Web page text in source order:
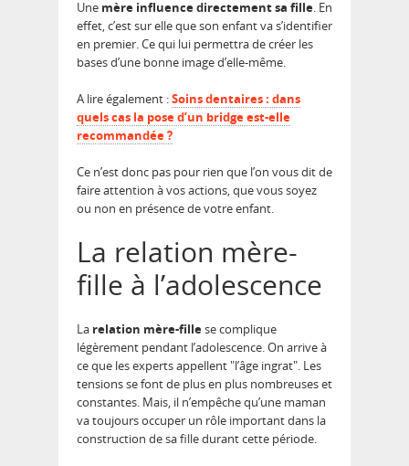
Une mère influence directement sa fille. En
effet, c’est sur elle que son enfant va s’identifier
en premier. Ce qui lui permettra de créer les
bases d’une bonne image d’elle-même.
A lire également :Soins dentaires : dans
quels cas la pose d’un bridge est-elle
recommandée ?
Ce n’est donc pas pour rien que l’on vous dit de
faire attention à vos actions, que vous soyez
ou non en présence de votre enfant.
La relation mère-
fille à l’adolescence
La relation mère-fillese complique
légèrement pendant l’adolescence. On arrive à
ce que les experts appellent ″l’âge ingrat″. Les
tensions se font de plus en plus nombreuses et
constantes. Mais, il n’empêche qu’une maman
va toujours occuper un rôle important dans la
construction de sa fille durant cette période.